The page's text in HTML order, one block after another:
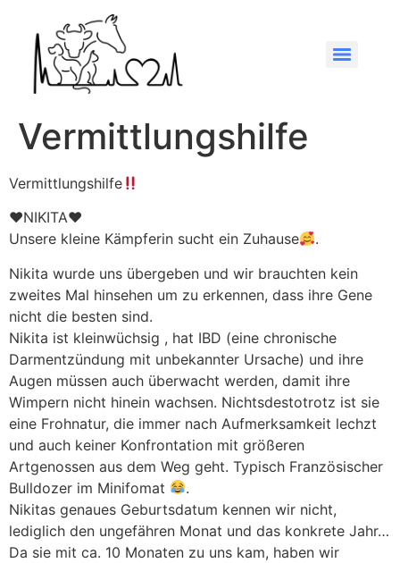
Vermittlungshilfe
Vermittlungshilfe
♥️NIKITA♥️
Unsere kleine Kämpferin sucht ein Zuhause
.
Nikita wurde uns übergeben und wir brauchten kein
zweites Mal hinsehen um zu erkennen, dass ihre Gene
nicht die besten sind.
Nikita ist kleinwüchsig , hat IBD (eine chronische
Darmentzündung mit unbekannter Ursache) und ihre
Augen müssen auch überwacht werden, damit ihre
Wimpern nicht hinein wachsen. Nichtsdestotrotz ist sie
eine Frohnatur, die immer nach Aufmerksamkeit lechzt
und auch keiner Konfrontation mit größeren
Artgenossen aus dem Weg geht. Typisch Französischer
Bulldozer im Minifomat
.
Nikitas genaues Geburtsdatum kennen wir nicht,
lediglich den ungefähren Monat und das konkrete Jahr…
Da sie mit ca. 10 Monaten zu uns kam, haben wir